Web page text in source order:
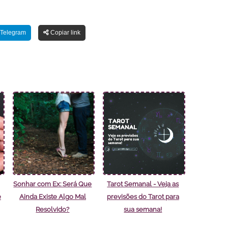
Copiar link
Sonhar com Ex: Será Que
Ainda Existe Algo Mal
Resolvido?
Tarot Semanal - Veja as
previsões do Tarot para
sua semana!